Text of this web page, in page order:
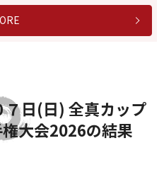
７日(日) 全真カップ
大会2026の結果